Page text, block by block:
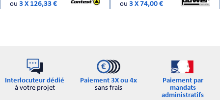
ou 3 X 126,33 €
ou 3 X 74,00 €
Interlocuteur dédié
à votre projet
Paiement 3X ou 4x
sans frais
Paiement par
mandats
administratifs